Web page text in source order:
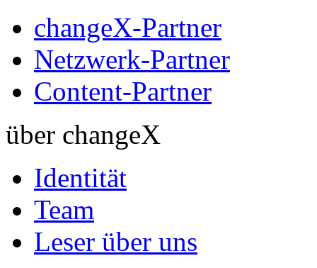
changeX-Partner
Netzwerk-Partner
Content-Partner
über changeX
Identität
Team
Leser über uns